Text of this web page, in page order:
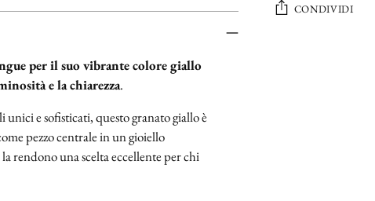
per il suo vibrante colore giallo
e la chiarezza.
e sofisticati, questo granato giallo è
pezzo centrale in un gioiello
rendono una scelta eccellente per chi
CONDIVIDI